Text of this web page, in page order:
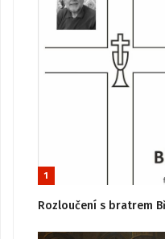
1
Rozloučení s bratrem